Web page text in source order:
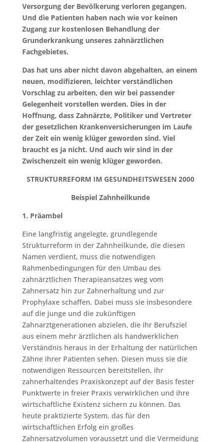
Versorgung der Bevölkerung verloren gegangen.
Und die Patienten haben nach wie vor keinen
Zugang zur kostenlosen Behandlung der
Grunderkrankung unseres zahnärztlichen
Fachgebietes.
Das hat uns aber nicht davon abgehalten, an einem
neuen, modifizieren, leichter verständlichen
Vorschlag zu arbeiten, den wir bei passender
Gelegenheit vorstellen werden. Dies in der
Hoffnung, dass Zahnärzte, Politiker und Vertreter
der gesetzlichen Krankenversicherungen im Laufe
der Zeit ein wenig klüger geworden sind. Viel
braucht es ja nicht. Und auch wir sind in der
Zwischenzeit ein wenig klüger geworden.
STRUKTURREFORM IM GESUNDHEITSWESEN 2000
Beispiel Zahnheilkunde
1. Präambel
Eine langfristig angelegte, grundlegende
Strukturreform in der Zahnheilkunde, die diesen
Namen verdient, muss die notwendigen
Rahmenbedingungen für den Umbau des
zahnärztlichen Therapieansatzes weg vom
Zahnersatz hin zur Zahnerhaltung und zur
Prophylaxe schaffen. Dabei muss sie insbesondere
auf die junge und die zukünftigen
Zahnarztgenerationen abzielen, die ihr Berufsziel
aus einem mehr ärztlichen als handwerklichen
Verständnis heraus in der Erhaltung der natürlichen
Zähne ihrer Patienten sehen. Diesen muss sie die
notwendigen Ressourcen bereitstellen, ihr
zahnerhaltendes Praxiskonzept auf der Basis fester
Punktwerte in freier Praxis verwirklichen und ihre
wirtschaftliche Existenz sichern zu können. Das
heute praktizierte System, das für den
wirtschaftlichen Erfolg ein großes
Zahnersatzvolumen voraussetzt und die Vermeidung